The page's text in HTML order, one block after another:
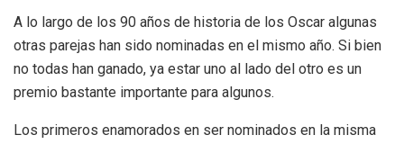
A lo largo de los 90 años de historia de los Oscar algunas
otras parejas han sido nominadas en el mismo año. Si bien
no todas han ganado, ya estar uno al lado del otro es un
premio bastante importante para algunos.
Los primeros enamorados en ser nominados en la misma